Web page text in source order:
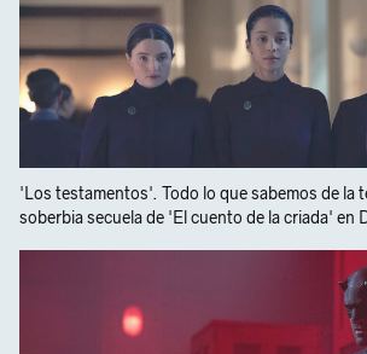
'Los testamentos'. Todo lo que sabemos de la
soberbia secuela de 'El cuento de la criada' en